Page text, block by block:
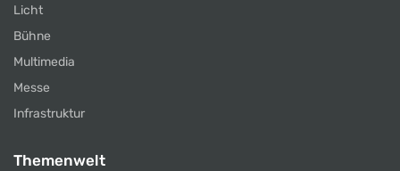
Licht
Bühne
Multimedia
Messe
Infrastruktur
Themenwelt